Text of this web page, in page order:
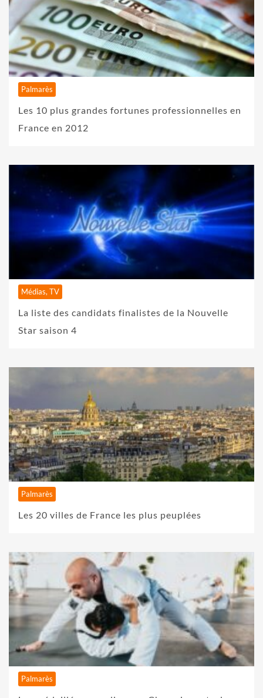
Palmarès
Les 10 plus grandes fortunes professionnelles en
France en 2012
Médias, TV
La liste des candidats finalistes de la Nouvelle
Star saison 4
Palmarès
Les 20 villes de France les plus peuplées
Palmarès